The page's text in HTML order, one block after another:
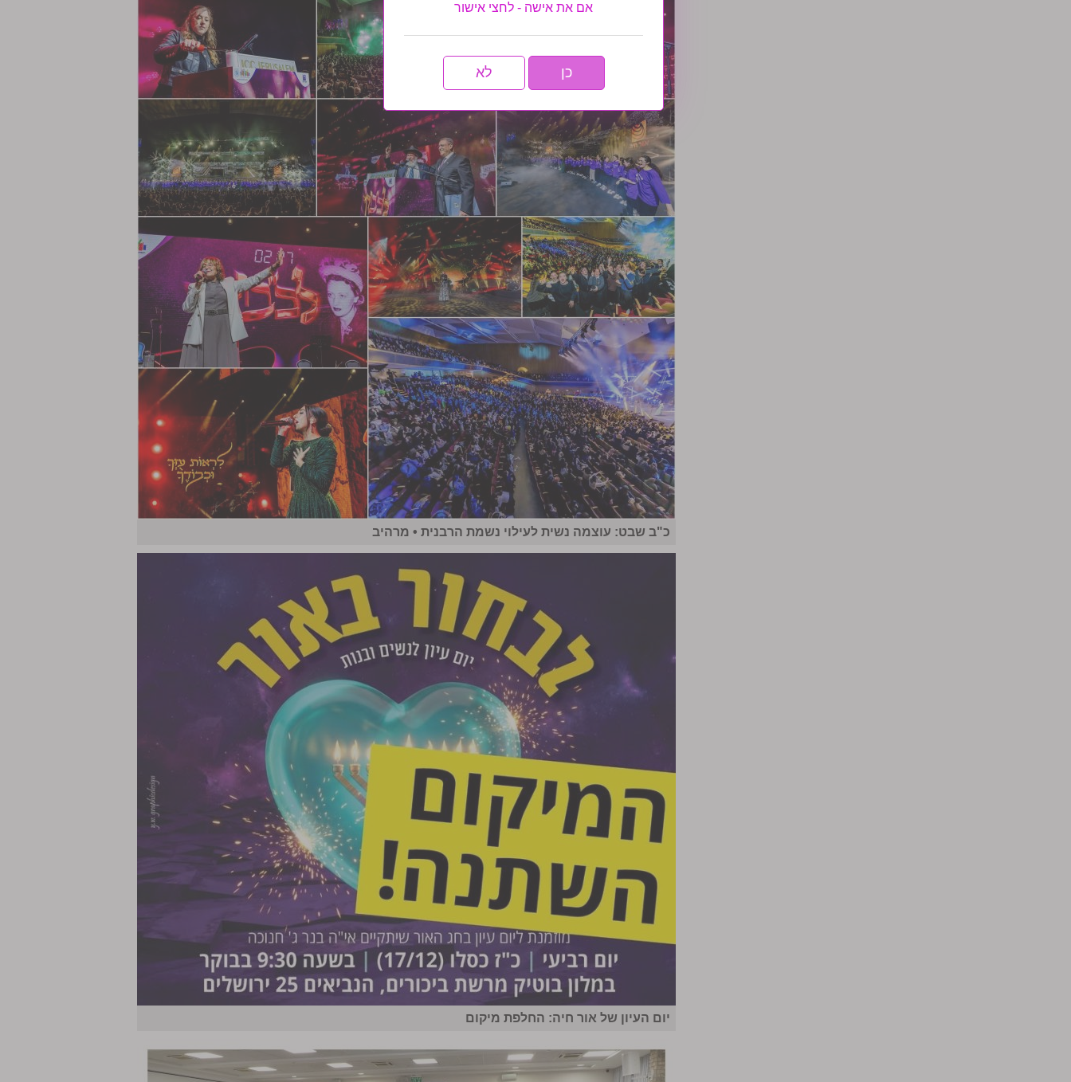
כ"ב שבט: עוצמה נשית לעילוי נשמת הרבנית • מרהיב
יום העיון של אור חיה: החלפת מיקום
אם את אישה - לחצי אישור
כן לא